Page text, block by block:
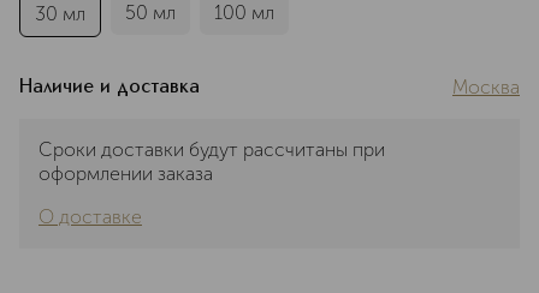
30 мл
50 мл 100 мл
Наличие и доставка Москва
Сроки доставки будут рассчитаны при
оформлении заказа
О доставке